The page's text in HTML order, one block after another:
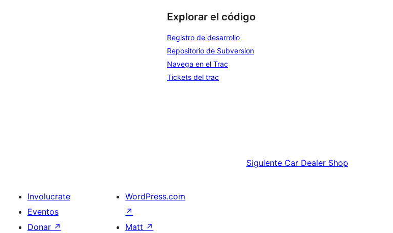
Explorar el código
Registro de desarrollo
Repositorio de Subversion
Navega en el Trac
Tickets del trac
Siguiente Car Dealer Shop
Involucrate
Eventos
Donar ↗
WordPress.com
↗
Matt ↗